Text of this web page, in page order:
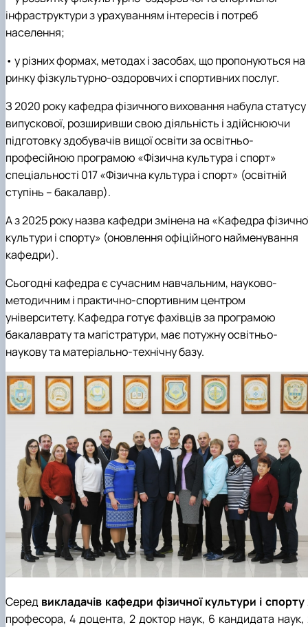
інфраструктури з урахуванням інтересів і потреб
населення;
• у різних формах, методах і засобах, що пропонуються на
ринку фізкультурно-оздоровчих і спортивних послуг.
З 2020 року кафедра фізичного виховання набула статусу
випускової, розширивши свою діяльність і здійснюючи
підготовку здобувачів вищої освіти за освітньо-
професійною програмою «Фізична культура і спорт»
спеціальності 017 «Фізична культура і спорт» (освітній
ступінь – бакалавр).
А з 2025 року назва кафедри змінена на «Кафедра
культури і спорту» (оновлення офіційного найменування
кафедри).
Сьогодні кафедра є сучасним навчальним, науково-
методичним і практично-спортивним центром
університету. Кафедра готує фахівців за програмою
бакалаврату та магістратури, має потужну освітньо-
наукову та матеріально-технічну базу.
Серед викладачів кафедри фізичної культури і спорту
професора, 4 доцента, 2 доктор наук, 6 кандидата наук,